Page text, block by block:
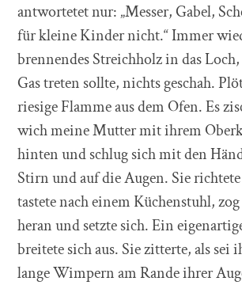
antwortetet nur: „Messer, Gabel,
für kleine Kinder nicht.“ Immer
brennendes Streichholz in das Loch,
Gas treten sollte, nichts geschah.
riesige Flamme aus dem Ofen. Es
wich meine Mutter mit ihrem
hinten und schlug sich mit den
Stirn und auf die Augen. Sie
tastete nach einem Küchenstuhl,
heran und setzte sich. Ein
breitete sich aus. Sie zitterte, als sei
lange Wimpern am Rande ihrer